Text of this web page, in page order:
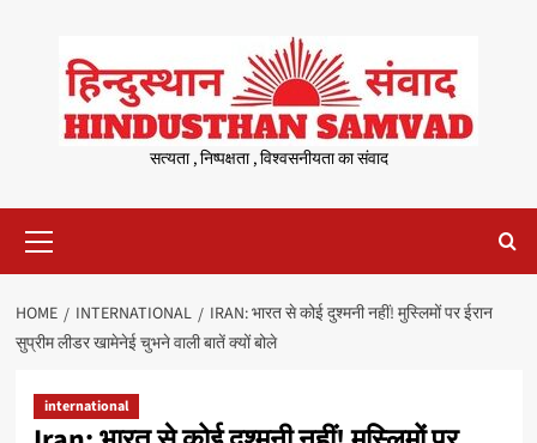
content
सत्यता , निष्पक्षता , विश्वसनीयता का संवाद
Menu
HOME INTERNATIONAL
IRAN: भारत से कोई दुश्‍मनी नहीं! मुस्लिमों पर ईरान
सुप्रीम लीडर खामेनेई चुभने वाली बातें क्यों बोले
international